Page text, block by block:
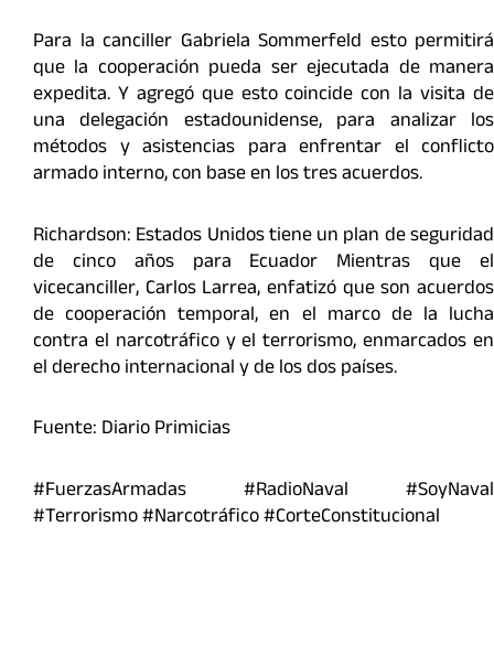
Para la canciller Gabriela Sommerfeld esto permitirá
que la cooperación pueda ser ejecutada de manera
expedita. Y agregó que esto coincide con la visita de
una delegación estadounidense, para analizar los
métodos y asistencias para enfrentar el conflicto
armado interno, con base en los tres acuerdos.
Richardson: Estados Unidos tiene un plan de seguridad
de cinco años para Ecuador Mientras que el
vicecanciller, Carlos Larrea, enfatizó que son acuerdos
de cooperación temporal, en el marco de la lucha
contra el narcotráfico y el terrorismo, enmarcados en
el derecho internacional y de los dos países.
Fuente: Diario Primicias
#FuerzasArmadas #RadioNaval #SoyNaval
#Terrorismo #Narcotráfico #CorteConstitucional